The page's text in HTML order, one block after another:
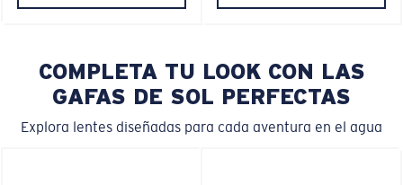
COMPLETA TU LOOK CON LAS
GAFAS DE SOL PERFECTAS
Explora lentes diseñadas para cada aventura en el agua